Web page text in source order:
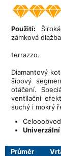
Použití:
zámková
přírodní
terrazzo.
Diamantový
šípový
otáčení.
ventilační
suchý i mokrý
Průměr